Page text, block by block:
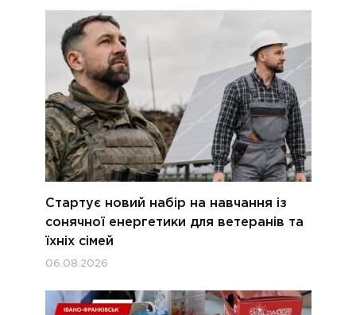
Стартує новий набір на навчання із
сонячної енергетики для ветеранів та
їхніх сімей
06.08.2026